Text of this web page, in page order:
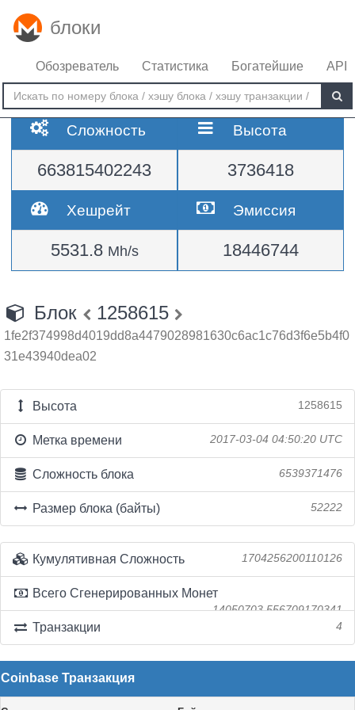
блоки
Обозреватель Статистика Богатейшие API
Сложность
663815402243
Высота
3736418
Хешрейт
5531.8 Mh/s
Эмиссия
18446744
Блок 1258615
1fe2f374998d4019dd8a4479028981630c6ac1c76d3f6e5b4f0
31e43940dea02
Высота 1258615
Метка времени 2017-03-04 04:50:20 UTC
Сложность блока 6539371476
Размер блока (байты) 52222
Кумулятивная Сложность 1704256200110126
Всего Сгенерированных Монет
14050703.556709170341
Транзакции 4
Coinbase Транзакция